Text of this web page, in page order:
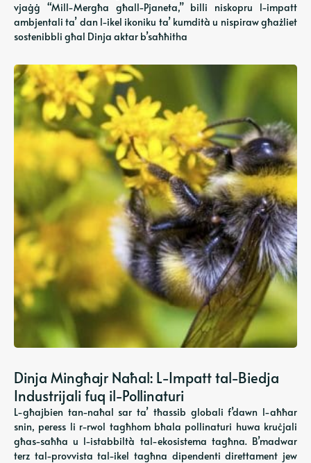
vjaġġ “Mill-Mergħa għall-Pjaneta,” billi niskopru l-impatt
ambjentali ta’ dan l-ikel ikoniku ta’ kumdità u nispiraw għażliet
sostenibbli għal Dinja aktar b’saħħitha
Dinja Mingħajr Naħal: L-Impatt tal-Biedja
Industrijali fuq il-Pollinaturi
L-għajbien tan-naħal sar ta’ tħassib globali f’dawn l-aħħar
snin, peress li r-rwol tagħhom bħala pollinaturi huwa kruċjali
għas-saħħa u l-istabbiltà tal-ekosistema tagħna. B’madwar
terz tal-provvista tal-ikel tagħna dipendenti direttament jew